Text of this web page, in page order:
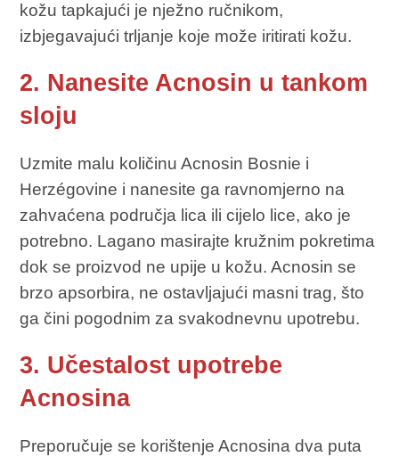
kožu tapkajući je nježno ručnikom,
izbjegavajući trljanje koje može iritirati kožu.
2. Nanesite Acnosin u tankom
sloju
Uzmite malu količinu Acnosin Bosnie i
Herzégovine i nanesite ga ravnomjerno na
zahvaćena područja lica ili cijelo lice, ako je
potrebno. Lagano masirajte kružnim pokretima
dok se proizvod ne upije u kožu. Acnosin se
brzo apsorbira, ne ostavljajući masni trag, što
ga čini pogodnim za svakodnevnu upotrebu.
3. Učestalost upotrebe
Acnosina
Preporučuje se korištenje Acnosina dva puta